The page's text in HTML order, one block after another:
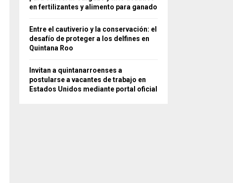
en fertilizantes y alimento para ganado
Entre el cautiverio y la conservación: el
desafío de proteger a los delfines en
Quintana Roo
Invitan a quintanarroenses a
postularse a vacantes de trabajo en
Estados Unidos mediante portal oficial